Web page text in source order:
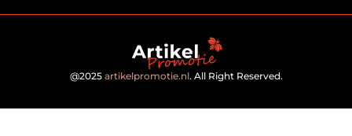
@2025 artikelpromotie.nl. All Right Reserved.